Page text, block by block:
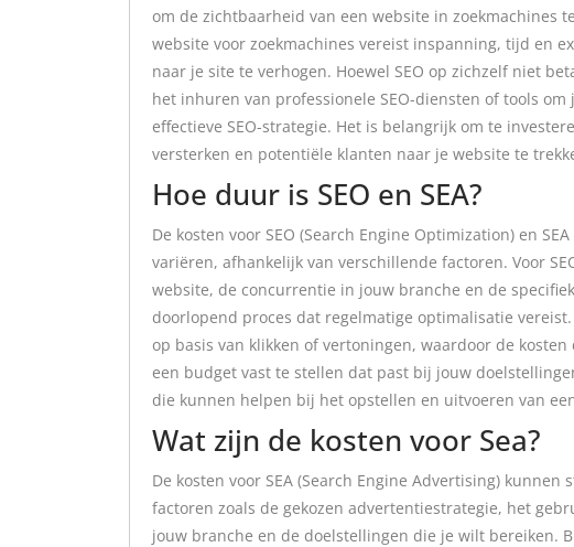
om de zichtbaarheid van een website in zoekmachines
website voor zoekmachines vereist inspanning, tijd en
naar je site te verhogen. Hoewel SEO op zichzelf niet
het inhuren van professionele SEO-diensten of tools
effectieve SEO-strategie. Het is belangrijk om te
versterken en potentiële klanten naar je website te
Hoe duur is SEO en SEA?
De kosten voor SEO (Search Engine Optimization) en
variëren, afhankelijk van verschillende factoren. Voor
website, de concurrentie in jouw branche en de
doorlopend proces dat regelmatige optimalisatie
op basis van klikken of vertoningen, waardoor de
een budget vast te stellen dat past bij jouw
die kunnen helpen bij het opstellen en uitvoeren van
Wat zijn de kosten voor Sea?
De kosten voor SEA (Search Engine Advertising)
factoren zoals de gekozen advertentiestrategie, het
jouw branche en de doelstellingen die je wilt bereiken.